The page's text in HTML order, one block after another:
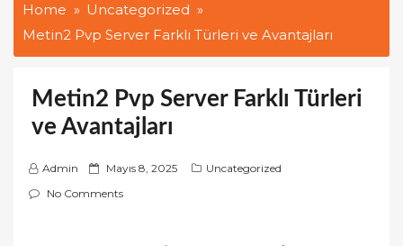
Home
Uncategorized
Metin2 Pvp Server Farklı Türleri ve Avantajları
Metin2 Pvp Server Farklı Türleri
ve Avantajları
Admin
P
o
Mayıs 8, 2025
Uncategorized
No Comments